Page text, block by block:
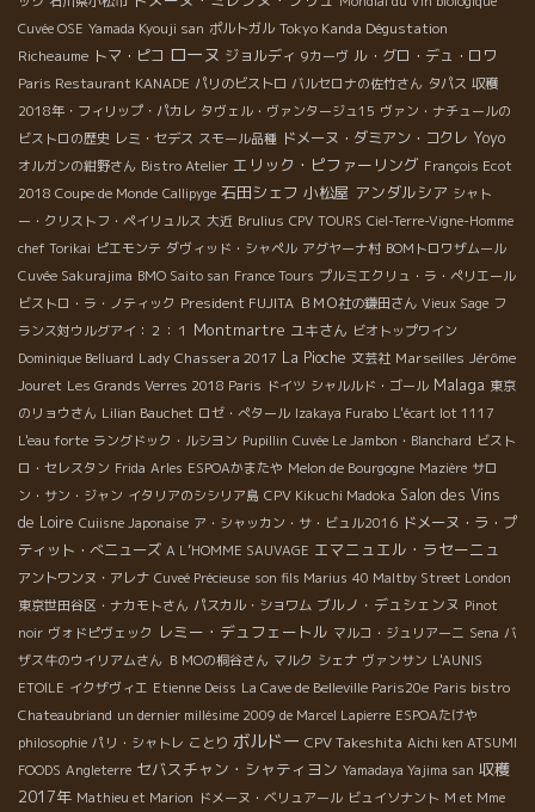
Cuvée OSE Yamada Kyouji san ポルトガル Tokyo Kanda Dégustation
Richeaume トマ・ピコ ローヌ ジョルディ 9カーヴ ル・グロ・デュ・ロワ
Paris Restaurant KANADE パリのビストロ バルセロナの佐竹さん タパス 収穫
2018年・フィリップ・パカレ タヴェル・ヴァンタージュ15 ヴァン・ナチュールの
ビストロの歴史 レミ・セデス スモール品種 ドメーヌ・ダミアン・コクレ Yoyo
オルガンの紺野さん Bistro Atelier エリック・ピファーリング François Ecot
2018 Coupe de Monde Callipyge 石田シェフ 小松屋 アンダルシア シャト
ー・クリストフ・ペイリュルス 大近 Brulius CPV TOURS Ciel-Terre-Vigne-Homme
chef Torikai ピエモンテ ダヴィッド・シャペル アグヤーナ村 BOMトロワザムール
Cuvée Sakurajima BMO Saito san France Tours プルミエクリュ・ラ・ペリエール
ビストロ・ラ・ノティック President FUJITA ＢＭＯ社の鎌田さん Vieux Sage フ
ランス対ウルグアイ：２：１ Montmartre ユキさん ビオトップワイン
Dominique Belluard Lady Chassera 2017 La Pioche 文芸社 Marseilles Jérôme
Jouret Les Grands Verres 2018 Paris ドイツ シャルルド・ゴール Malaga 東京
のリョウさん Lilian Bauchet ロゼ・ぺタール Izakaya Furabo L'écart lot 1117
L'eau forte ラングドック・ルシヨン Pupillin Cuvée Le Jambon・Blanchard ビスト
ロ・セレスタン Frida Arles ESPOAかまたや Melon de Bourgogne Mazière サロ
ン・サン・ジャン イタリアのシシリア島 CPV Kikuchi Madoka Salon des Vins
de Loire Cuiisne Japonaise ア・シャッカン・サ・ビュル2016 ドメーヌ・ラ・プ
ティット・べニューズ A L’HOMME SAUVAGE エマニュエル・ラセーニュ
アントワンヌ・アレナ Cuveé Précieuse son fils Marius 40 Maltby Street London
東京世田谷区・ナカモトさん パスカル・ショワム ブルノ・デュシェンヌ Pinot
noir ヴォドピヴェック レミー・デュフェートル マルコ・ジュリアーニ Sena バ
ザス牛のウイリアムさん ＢＭОの桐谷さん マルク シェナ ヴァンサン L'AUNIS
ETOILE イクザヴィエ Etienne Deiss La Cave de Belleville Paris20e Paris bistro
Chateaubriand un dernier millésime 2009 de Marcel Lapierre ESPOAたけや
philosophie パリ・シャトレ ことり ボルドー CPV Takeshita Aichi ken ATSUMI
FOODS Angleterre セバスチャン・シャティヨン Yamadaya Yajima san 収穫
2017年 Mathieu et Marion ドメーヌ・ベリュアール ビュイソナント M et Mme